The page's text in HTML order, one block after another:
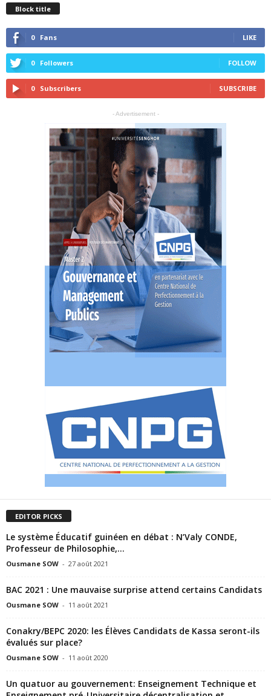
Block title
0 Fans LIKE
0 Followers FOLLOW
0 Subscribers SUBSCRIBE
- Advertisement -
EDITOR PICKS
Le système Éducatif guinéen en débat : N’Valy CONDE,
Professeur de Philosophie,...
Ousmane SOW - 27 août 2021
BAC 2021 : Une mauvaise surprise attend certains Candidats
Ousmane SOW - 11 août 2021
Conakry/BEPC 2020: les Élèves Candidats de Kassa seront-ils
évalués sur place?
Ousmane SOW - 11 août 2020
Un quatuor au gouvernement: Enseignement Technique et